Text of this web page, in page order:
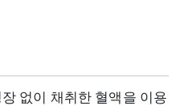
없이 채취한 혈액을 이용